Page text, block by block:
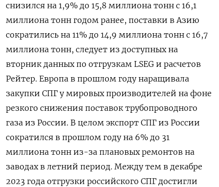
снизился на 1,9% до 15,8 миллиона тонн с 16,1
миллиона тонн годом ранее, поставки в Азию
сократились на 11% до 14,9 миллиона тонн с 16,7
миллиона тонн, следует из доступных на
вторник данных по отгрузкам LSEG и расчетов
Рейтер. Европа в прошлом году наращивала
закупки СПГ у мировых производителей на фоне
резкого снижения поставок трубопроводного
газа из России. В целом экспорт СПГ из России
сократился в прошлом году на 6% до 31
миллиона тонн из-за плановых ремонтов на
заводах в летний период. Между тем в декабре
2023 года отгрузки российского СПГ достигли